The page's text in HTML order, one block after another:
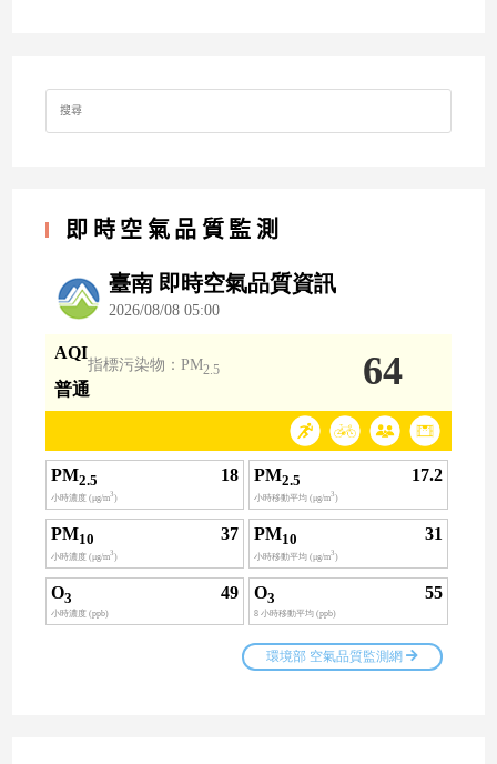
Search
for:
即時空氣品質監測